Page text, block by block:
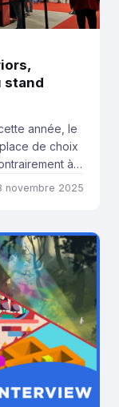
stand
année, le
de choix
à
retrait. L’un
novembre 2025